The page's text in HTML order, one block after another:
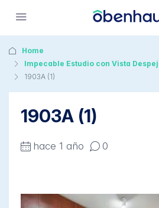
Home
Impecable Estudio con Vista
1903A (1)
1903A (1)
hace 1 año 0